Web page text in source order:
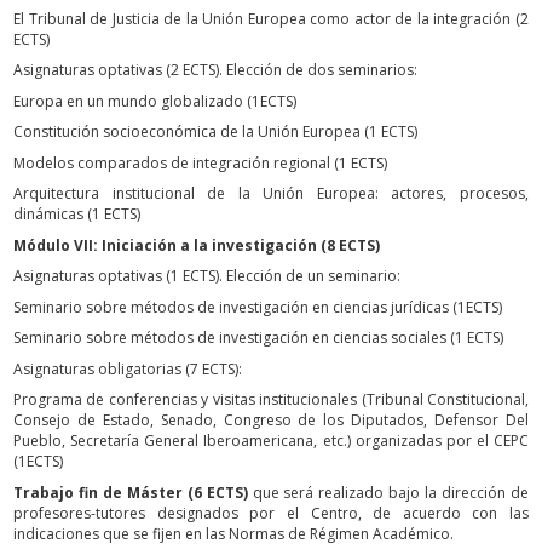
El Tribunal de Justicia de la Unión Europea como actor de la integración (2
ECTS)
Asignaturas optativas (2 ECTS). Elección de dos seminarios:
Europa en un mundo globalizado (1ECTS)
Constitución socioeconómica de la Unión Europea (1 ECTS)
Modelos comparados de integración regional (1 ECTS)
Arquitectura institucional de la Unión Europea: actores, procesos,
dinámicas (1 ECTS)
Módulo VII: Iniciación a la investigación (8 ECTS)
Asignaturas optativas (1 ECTS). Elección de un seminario:
Seminario sobre métodos de investigación en ciencias jurídicas (1ECTS)
Seminario sobre métodos de investigación en ciencias sociales (1 ECTS)
Asignaturas obligatorias (7 ECTS):
Programa de conferencias y visitas institucionales (Tribunal Constitucional,
Consejo de Estado, Senado, Congreso de los Diputados, Defensor Del
Pueblo, Secretaría General Iberoamericana, etc.) organizadas por el CEPC
(1ECTS)
Trabajo fin de Máster (6 ECTS)que será realizado bajo la dirección de
profesores-tutores designados por el Centro, de acuerdo con las
indicaciones que se fijen en las Normas de Régimen Académico.